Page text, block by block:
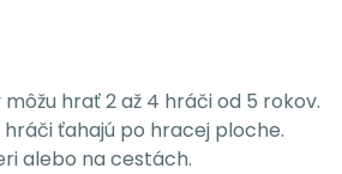
hrať 2 až 4 hráči od 5 rokov.
ťahajú po hracej ploche.
alebo na cestách.